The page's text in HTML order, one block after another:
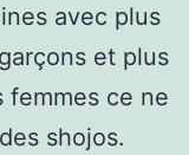
avec plus
et plus
femmes ce ne
shojos.